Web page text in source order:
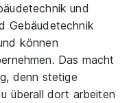
und
Gebäudetechnik
können
Das macht
denn stetige
überall dort arbeiten